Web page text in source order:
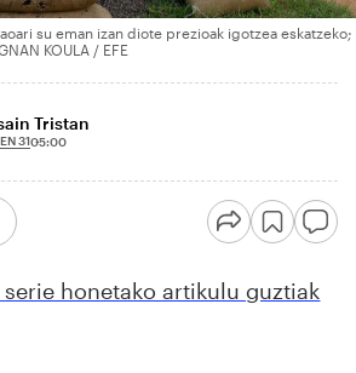
su eman izan diote prezioak igotzea eskatzeko;
KOULA / EFE
Tristan
3105:00
honetako artikulu guztiak